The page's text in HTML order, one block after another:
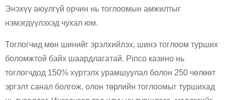
Энэхүү аюулгүй орчин нь тоглоомын амжилтыг
нэмэгдүүлэхэд чухал юм.
Тоглогчид мөн шинийг эрэлхийлэх, шинэ тоглоом турших
боломжтой байх шаардлагатай. Pinco казино нь
тоглогчдод 150% хүртэлх урамшуулал болон 250 чөлөөт
эргэлт санал болгож, олон төрлийн тоглоомыг туршихад